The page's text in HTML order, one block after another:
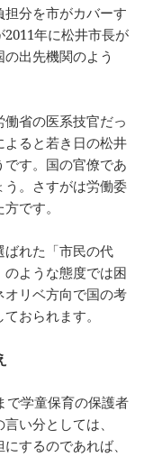
分を市がカバーす
年に松井市長が
出先機関のよう
省の医系技官だっ
ると若き日の松井
す。国の官僚であ
う。さすがは労働委
です。
ばれた「市民の代
ような態度では困
オリベ方向で国の考
おられます。
で学童保育の保護者
い分としては、
するのであれば、